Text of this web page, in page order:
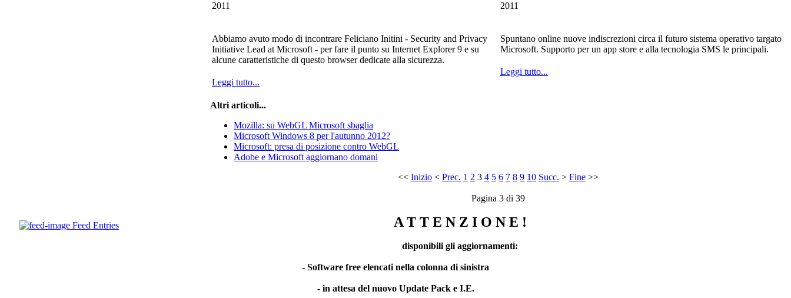
2011
Abbiamo avuto modo di incontrare Feliciano Initini - Security and Privacy
Initiative Lead at Microsoft - per fare il punto su Internet Explorer 9 e su
alcune caratteristiche di questo browser dedicate alla sicurezza.
Leggi tutto...
2011
Spuntano online nuove indiscrezioni circa il futuro sistema operativo targato
Microsoft. Supporto per un app store e alla tecnologia SMS le principali.
Leggi tutto...
Altri articoli...
Mozilla: su WebGL Microsoft sbaglia
Microsoft Windows 8 per l'autunno 2012?
Microsoft: presa di posizione contro WebGL
Adobe e Microsoft aggiornano domani
<< Inizio < Prec. 1 2 3 4 5 6 7 8 9 10 Succ. > Fine >>
Pagina 3 di 39
Feed Entries A T T E N Z I O N E !
disponibili gli aggiornamenti:
- Software free elencati nella colonna di sinistra
- in attesa del nuovo Update Pack e I.E.